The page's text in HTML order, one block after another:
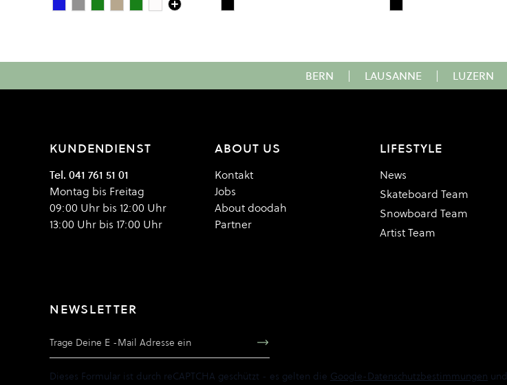
Colour
Dark Royal
Grey Heather
PineOatmeal
SageWhite/ Black Colour
Black Colour
Black
BERN | LAUSANNE | LUZERN
KUNDENDIENST
Tel. 041 761 51 01
Montag bis Freitag
09:00 Uhr bis 12:00 Uhr
13:00 Uhr bis 17:00 Uhr
ABOUT US
Kontakt
Jobs
About doodah
Partner
LIFESTYLE
News
Skateboard Team
Snowboard Team
Artist Team
NEWSLETTER
Dieses Formular ist durch reCAPTCHA geschützt - es gelten die Google-Datenschutzbestimmungen und